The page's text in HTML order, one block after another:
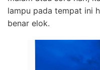
lampu pada tempat ini
benar elok.